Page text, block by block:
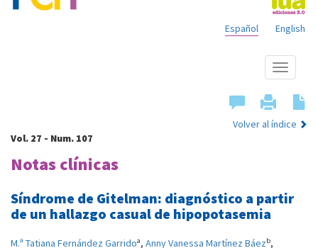
English
Español
Mostrar
menú
Volver al índice
Vol. 27 - Num. 107
Notas clínicas
Síndrome de Gitelman: diagnóstico a partir
de un hallazgo casual de hipopotasemia
M.ª Tatiana Fernández Garridoa, Anny Vanessa Martínez Báezb,